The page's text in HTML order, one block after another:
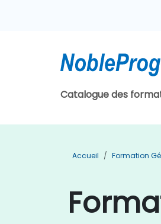
Catalogue des
Accueil Formation